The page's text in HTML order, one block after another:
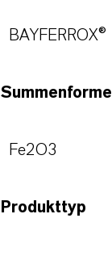
BAYFERROX®
Summenformel
Fe2O3
Produkttyp